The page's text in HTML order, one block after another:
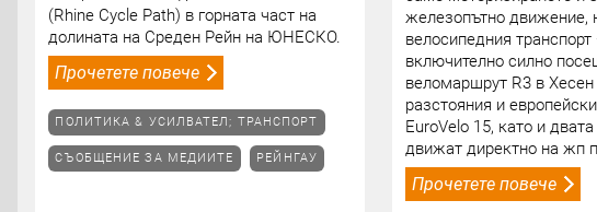
(Rhine Cycle Path) в горната част на
долината на Среден Рейн на ЮНЕСКО.
Прочетете повече
ПОЛИТИКА & УСИЛВАТЕЛ; ТРАНСПОРТ
СЪОБЩЕНИЕ ЗА МЕДИИТЕ РЕЙНГАУ
железопътно движение,
велосипедния
включително силно
веломаршрут R3 в Хесен
разстояния и
EuroVelo 15, като и
движат директно на жп
Прочетете повече